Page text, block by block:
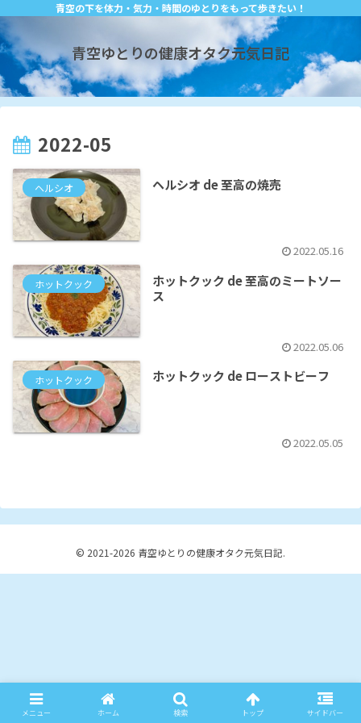
青空の下を体力・気力・時間のゆとりをもって歩きたい！
青空ゆとりの健康オタク元気日記
2022-05
ヘルシオ ヘルシオ de 至高の焼売
2022.05.16
ホットクック
ホットクック de 至高のミートソー
ス
2022.05.06
ホットクック ホットクック de ローストビーフ
2022.05.05
© 2021-2026 青空ゆとりの健康オタク元気日記.
メニュー ホーム 検索 トップ サイドバー